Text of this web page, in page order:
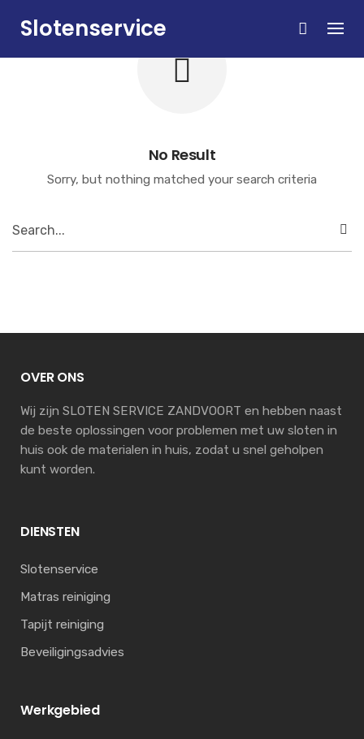
Slotenservice
No Result
Sorry, but nothing matched your search criteria
OVER ONS
Wij zijn SLOTEN SERVICE ZANDVOORT en hebben naast
de beste oplossingen voor problemen met uw sloten in
huis ook de materialen in huis, zodat u snel geholpen
kunt worden.
DIENSTEN
Slotenservice
Matras reiniging
Tapijt reiniging
Beveiligingsadvies
Werkgebied